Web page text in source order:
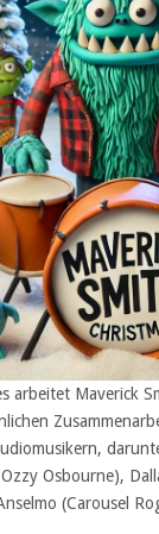
arbeitet Maverick
Osbourne),
(Carousel